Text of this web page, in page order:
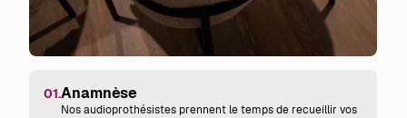
01.Anamnèse
Nos audioprothésistes prennent le temps de recueillir vos